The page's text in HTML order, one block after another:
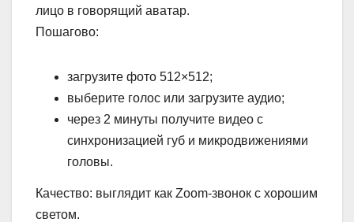
лицо в говорящий аватар.
Пошагово:
загрузите фото 512×512;
выберите голос или загрузите аудио;
через 2 минуты получите видео с
синхронизацией губ и микродвижениями
головы.
Качество: выглядит как Zoom-звонок с хорошим
светом.